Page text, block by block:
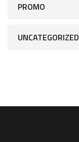
PROMO
UNCATEGORIZED